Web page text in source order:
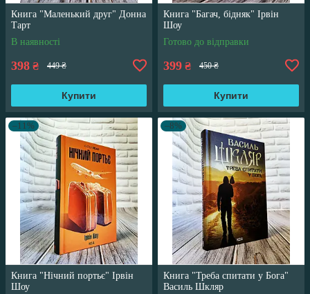
Книга "Маленький друг" Донна
Тарт
В наявності
398 ₴ 449 ₴
Купити
Книга "Багач, бідняк" Ірвін
Шоу
Готово до відправки
399 ₴ 450 ₴
Купити
–11%
Книга "Нічний портьє" Ірвін
Шоу
–8%
Книга "Треба спитати у Бога"
Василь Шкляр